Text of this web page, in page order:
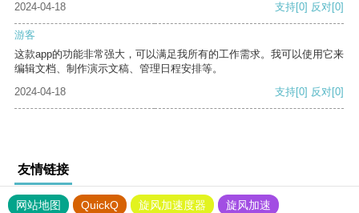
2024-04-18
支持[0] 反对[0]
游客
这款app的功能非常强大，可以满足我所有的工作需求。我可以使用它来
编辑文档、制作演示文稿、管理日程安排等。
2024-04-18
支持[0] 反对[0]
友情链接
网站地图 QuickQ 旋风加速度器
旋风加速